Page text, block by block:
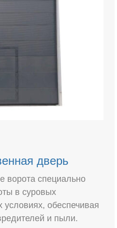
дверь
ворота специально
в суровых
условиях, обеспечивая
и пыли.